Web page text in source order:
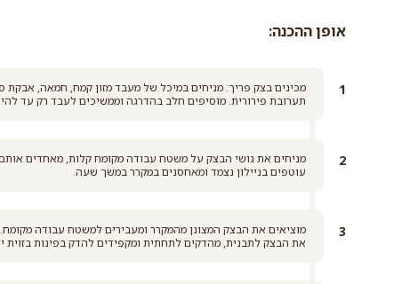
אופן ההכנה:
מכינים בצק פריך: מניחים במיכל של מעבד מזון קמח, חמאה,
תערובת פירורית. מוסיפים חלב בהדרגה וממשיכים לעבד רק עד
מניחים את גושי הבצק על משטח עבודה מקומח קלות, מאחדים
עוטפים בניילון נצמד ומאחסנים במקרר במשך שעה.
את הבצק לתבנית, מהדקים לתחתית ומקפידים להדק בפינות בזוית